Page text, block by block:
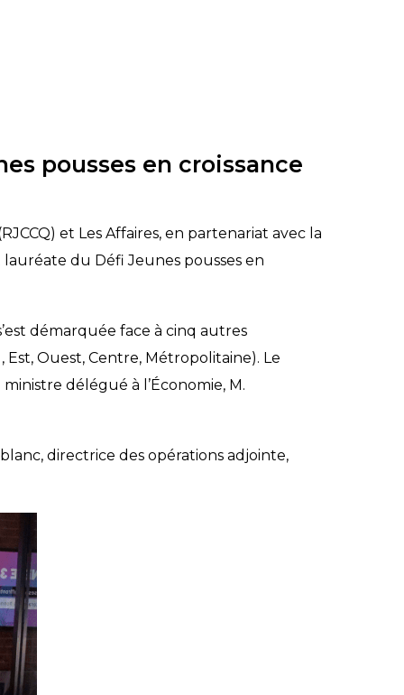
pousses en croissance
et Les Affaires, en partenariat avec la
du Défi Jeunes pousses en
démarquée face à cinq autres
Ouest, Centre, Métropolitaine). Le
délégué à l’Économie, M.
directrice des opérations adjointe,